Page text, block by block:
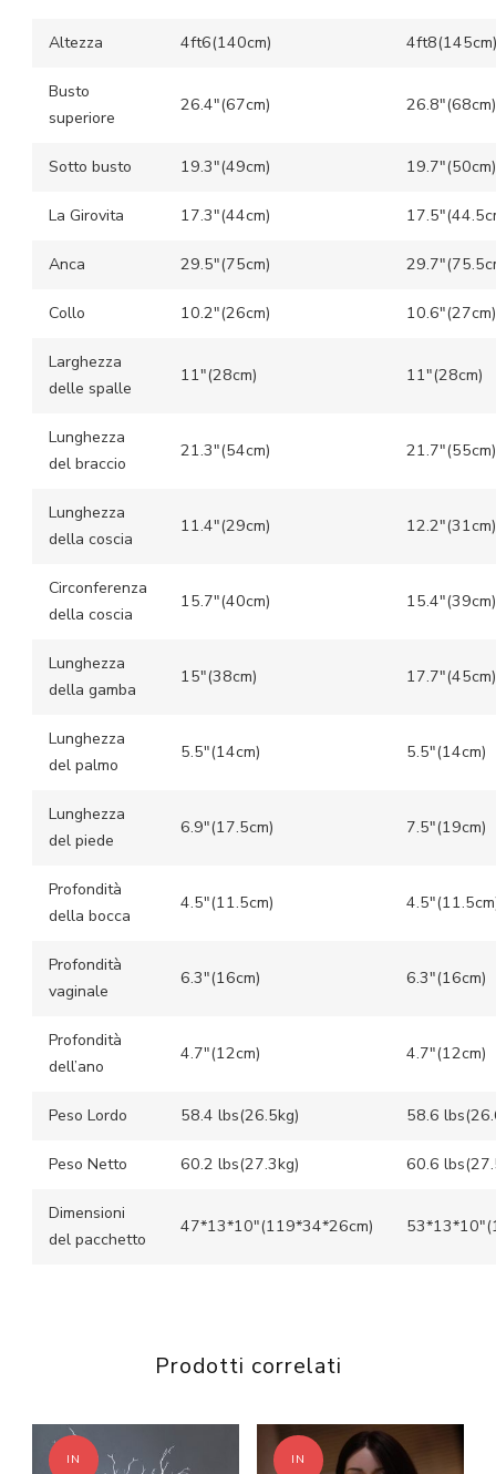
Altezza 4ft6(140cm) 4ft8(145cm)
Busto
superiore
26.4″(67cm) 26.8″(68cm)
Sotto busto 19.3″(49cm) 19.7″(50cm)
La Girovita 17.3″(44cm)
Anca 29.5″(75cm)
Collo 10.2″(26cm) 10.6″(27cm)
Larghezza
delle spalle
11″(28cm) 11″(28cm)
Lunghezza
del braccio
21.3″(54cm) 21.7″(55cm)
Lunghezza
della coscia
11.4″(29cm) 12.2″(31cm)
Circonferenza
della coscia
15.7″(40cm) 15.4″(39cm)
Lunghezza
della gamba
15″(38cm) 17.7″(45cm)
Lunghezza
del palmo
5.5″(14cm) 5.5″(14cm)
Lunghezza
del piede
6.9″(17.5cm) 7.5″(19cm)
Profondità
della bocca
4.5″(11.5cm)
Profondità
vaginale
6.3″(16cm) 6.3″(16cm)
Profondità
dell’ano
4.7″(12cm) 4.7″(12cm)
Peso Lordo 58.4 lbs(26.5kg) 58.6
Peso Netto 60.2 lbs(27.3kg) 60.6
Dimensioni
del pacchetto
47*13*10″(119*34*26cm)
Prodotti correlati
IN IN